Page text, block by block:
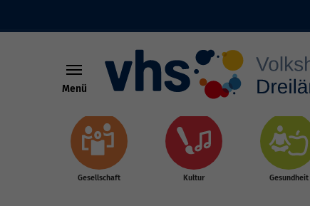
Skip to main content
Menü
Gesellschaft Kultur Gesundheit